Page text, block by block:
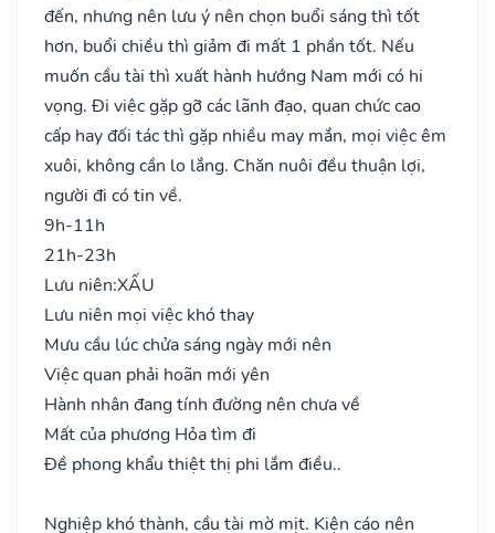
đến, nhưng nên lưu ý nên chọn buổi sáng thì tốt
hơn, buổi chiều thì giảm đi mất 1 phần tốt. Nếu
muốn cầu tài thì xuất hành hướng Nam mới có hi
vọng. Đi việc gặp gỡ các lãnh đạo, quan chức cao
cấp hay đối tác thì gặp nhiều may mắn, mọi việc êm
xuôi, không cần lo lắng. Chăn nuôi đều thuận lợi,
người đi có tin về.
9h-11h
21h-23h
Lưu niên:XẤU
Lưu niên mọi việc khó thay
Mưu cầu lúc chửa sáng ngày mới nên
Việc quan phải hoãn mới yên
Hành nhân đang tính đường nên chưa về
Mất của phương Hỏa tìm đi
Đề phong khẩu thiệt thị phi lắm điều..
Nghiệp khó thành, cầu tài mờ mịt. Kiện cáo nên